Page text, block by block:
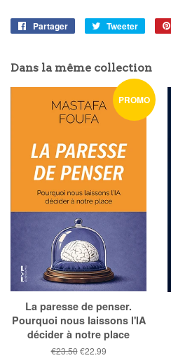
Partager
PartagerTweeter
Tweeter
Dans la même collection
PROMO
La paresse de penser.
Pourquoi nous laissons l'IA
décider à notre place
Prix
€23.50 Prix
€22.99